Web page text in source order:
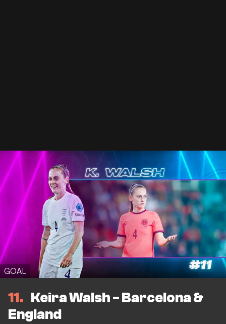
GOAL
11
Keira Walsh - Barcelona &
England